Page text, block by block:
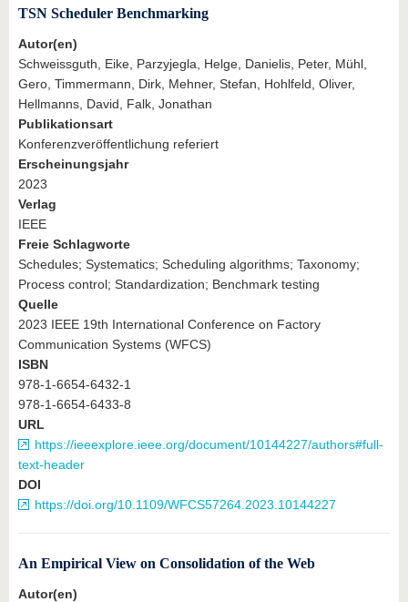
TSN Scheduler Benchmarking
Autor(en)
Schweissguth, Eike, Parzyjegla, Helge, Danielis, Peter, Mühl,
Gero, Timmermann, Dirk, Mehner, Stefan, Hohlfeld, Oliver,
Hellmanns, David, Falk, Jonathan
Publikationsart
Konferenzveröffentlichung referiert
Erscheinungsjahr
2023
Verlag
IEEE
Freie Schlagworte
Schedules; Systematics; Scheduling algorithms; Taxonomy;
Process control; Standardization; Benchmark testing
Quelle
2023 IEEE 19th International Conference on Factory
Communication Systems (WFCS)
ISBN
978-1-6654-6432-1
978-1-6654-6433-8
URL
https://ieeexplore.ieee.org/document/10144227/authors#full-
text-header
DOI
https://doi.org/10.1109/WFCS57264.2023.10144227
An Empirical View on Consolidation of the Web
Autor(en)